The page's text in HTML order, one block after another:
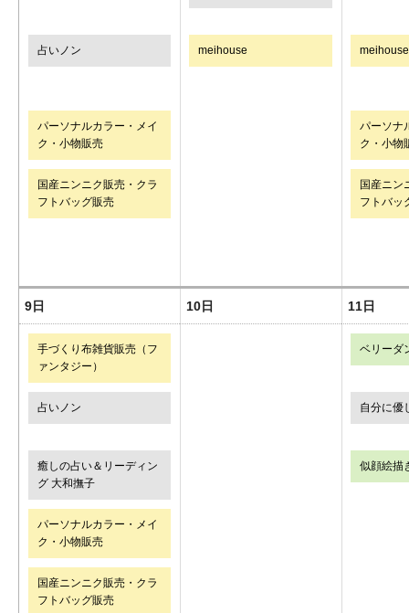
占いノン meihouse meihouse
パーソナルカラー・メイ
ク・小物販売
パーソナ
ク・小物
国産ニンニク販売・クラ
フトバッグ販売
国産ニン
フトバッ
9日 10日 11日
手づくり布雑貨販売（フ
ァンタジー）
ベリーダ
占いノン 自分に優
癒しの占い＆リーディン
グ 大和撫子
似顔絵描
パーソナルカラー・メイ
ク・小物販売
国産ニンニク販売・クラ
フトバッグ販売